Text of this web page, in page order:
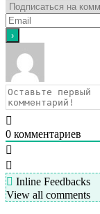
0 комментариев
Inline Feedbacks
View all comments